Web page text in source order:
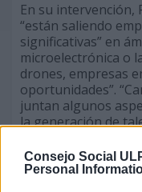
Consejo Social
Personal
En su intervención,
“están saliendo
significativas” en
microelectrónica o
drones, empresas
oportunidades”.
juntan algunos
la generación de
generar el talento
sino atraer talento